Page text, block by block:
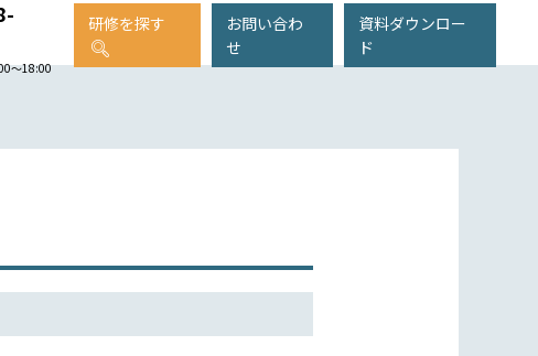
〜18:00
研修を探す
お問い合わ
せ
資料ダウンロー
ド